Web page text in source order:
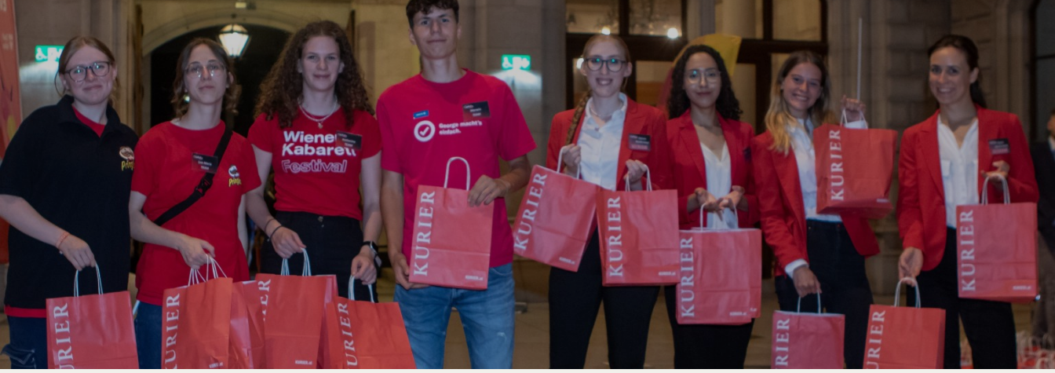
FESTIVAL GALERIE PROGRAMM VIP-PACKAGE KABARETT TALENTE SHOW PARTNER LOCATION & ANREISE ÜBER UNS KONTAKT